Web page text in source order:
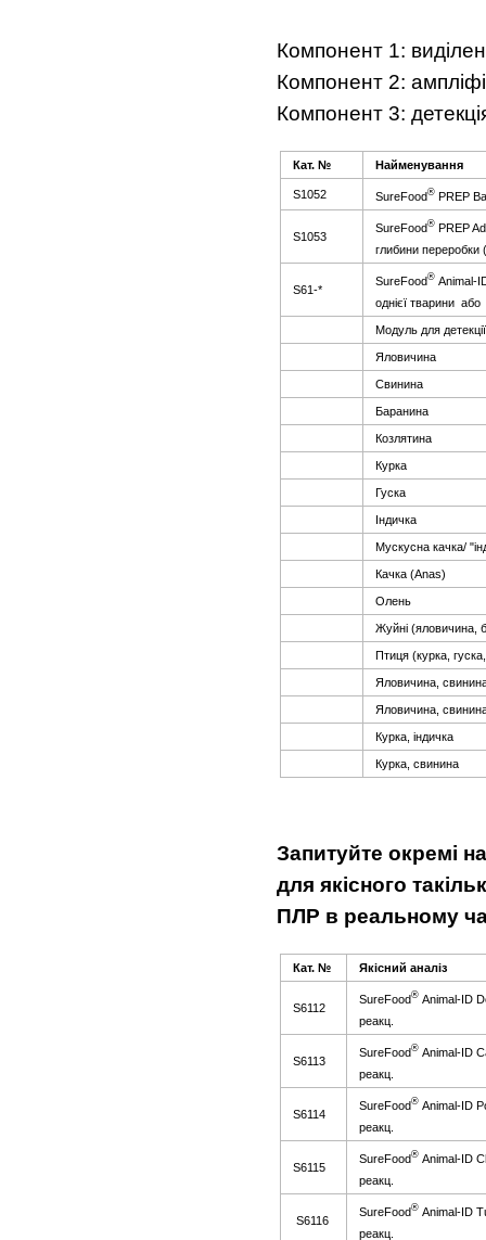
Компонент 1:
Компонент 2:
Компонент 3:
Кат. № Найменування
S1052 SureFood® PREP
S1053
SureFood® PREP
глибини переробки
S61-*
SureFood® Animal-
однієї тварини або
Модуль для
Яловичина
Свинина
Баранина
Козлятина
Курка
Гуска
Індичка
Мускусна качка/
Качка (Anas)
Олень
Жуйні (яловичина,
Птиця (курка,
Яловичина,
Яловичина,
Курка, індичка
Курка, свинина
Запитуйте окремі
для якісного так
ПЛР в реальному
Кат. № Якісний аналіз
S6112
SureFood® Animal-ID
реакц.
S6113
SureFood® Animal-ID
реакц.
S6114
SureFood® Animal-ID
реакц.
S6115
SureFood® Animal-ID
реакц.
S6116
SureFood® Animal-ID
реакц.